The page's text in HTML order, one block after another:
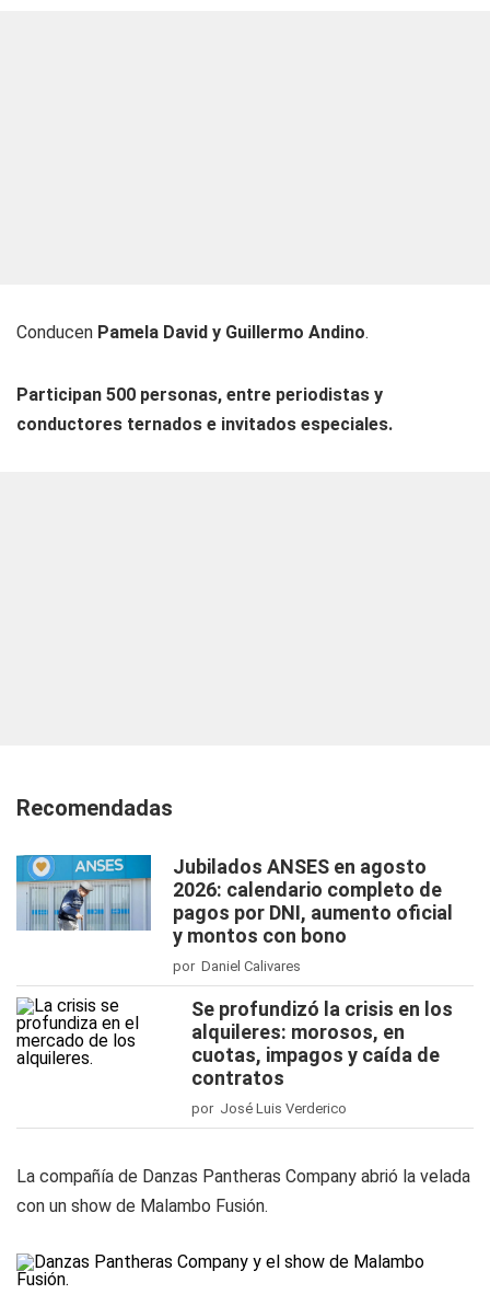
Conducen Pamela David y Guillermo Andino.
Participan 500 personas, entre periodistas y
conductores ternados e invitados especiales.
Recomendadas
Jubilados ANSES en agosto
2026: calendario completo de
pagos por DNI, aumento oficial
y montos con bono
por Daniel Calivares
Se profundizó la crisis en los
alquileres: morosos, en
cuotas, impagos y caída de
contratos
por José Luis Verderico
La compañía de Danzas Pantheras Company abrió la velada
con un show de Malambo Fusión.